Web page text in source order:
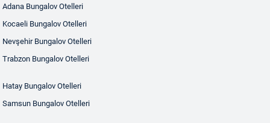
Adana Bungalov Otelleri
Kocaeli Bungalov Otelleri
Nevşehir Bungalov Otelleri
Trabzon Bungalov Otelleri
Hatay Bungalov Otelleri
Samsun Bungalov Otelleri